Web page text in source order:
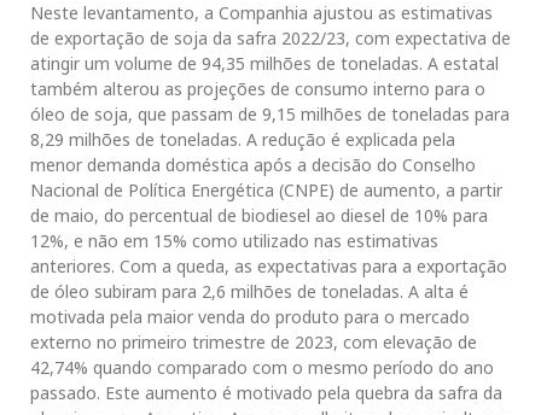
Neste levantamento, a Companhia ajustou as estimativas
de exportação de soja da safra 2022/23, com expectativa de
atingir um volume de 94,35 milhões de toneladas. A estatal
também alterou as projeções de consumo interno para o
óleo de soja, que passam de 9,15 milhões de toneladas para
8,29 milhões de toneladas. A redução é explicada pela
menor demanda doméstica após a decisão do Conselho
Nacional de Política Energética (CNPE) de aumento, a partir
de maio, do percentual de biodiesel ao diesel de 10% para
12%, e não em 15% como utilizado nas estimativas
anteriores. Com a queda, as expectativas para a exportação
de óleo subiram para 2,6 milhões de toneladas. A alta é
motivada pela maior venda do produto para o mercado
externo no primeiro trimestre de 2023, com elevação de
42,74% quando comparado com o mesmo período do ano
passado. Este aumento é motivado pela quebra da safra da